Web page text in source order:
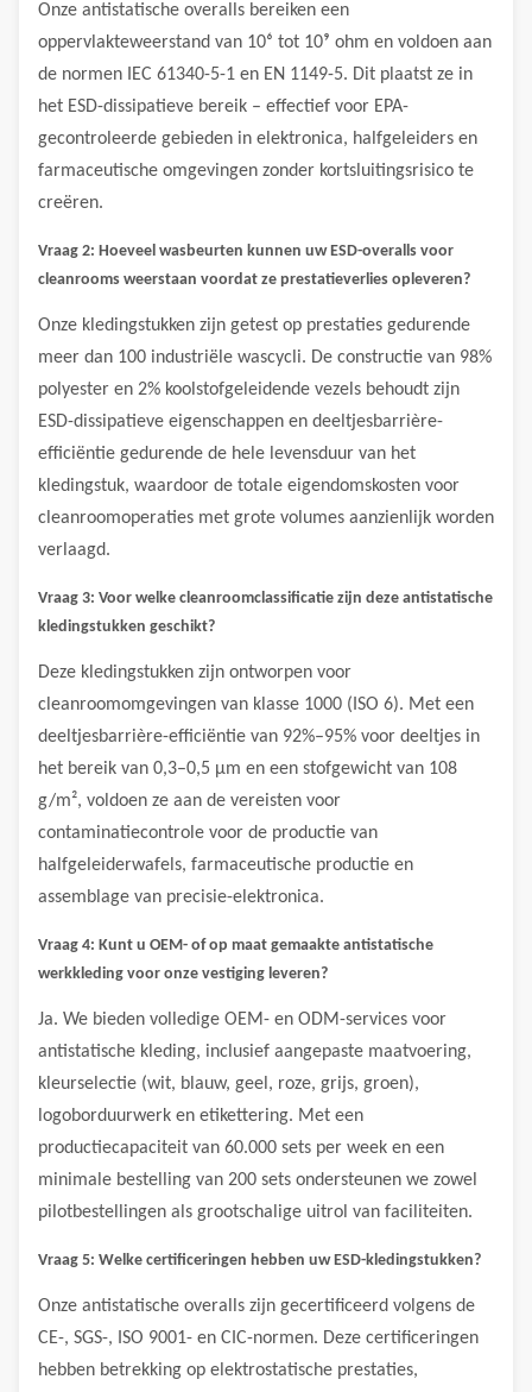
Onze antistatische overalls bereiken een
oppervlakteweerstand van 10⁶ tot 10⁹ ohm en voldoen aan
de normen IEC 61340-5-1 en EN 1149-5. Dit plaatst ze in
het ESD-dissipatieve bereik – effectief voor EPA-
gecontroleerde gebieden in elektronica, halfgeleiders en
farmaceutische omgevingen zonder kortsluitingsrisico te
creëren.
Vraag 2: Hoeveel wasbeurten kunnen uw ESD-overalls voor
cleanrooms weerstaan ​​voordat ze prestatieverlies opleveren?
Onze kledingstukken zijn getest op prestaties gedurende
meer dan 100 industriële wascycli. De constructie van 98%
polyester en 2% koolstofgeleidende vezels behoudt zijn
ESD-dissipatieve eigenschappen en deeltjesbarrière-
efficiëntie gedurende de hele levensduur van het
kledingstuk, waardoor de totale eigendomskosten voor
cleanroomoperaties met grote volumes aanzienlijk worden
verlaagd.
Vraag 3: Voor welke cleanroomclassificatie zijn deze antistatische
kledingstukken geschikt?
Deze kledingstukken zijn ontworpen voor
cleanroomomgevingen van klasse 1000 (ISO 6). Met een
deeltjesbarrière-efficiëntie van 92%–95% voor deeltjes in
het bereik van 0,3–0,5 μm en een stofgewicht van 108
g/m², voldoen ze aan de vereisten voor
contaminatiecontrole voor de productie van
halfgeleiderwafels, farmaceutische productie en
assemblage van precisie-elektronica.
Vraag 4: Kunt u OEM- of op maat gemaakte antistatische
werkkleding voor onze vestiging leveren?
Ja. We bieden volledige OEM- en ODM-services voor
antistatische kleding, inclusief aangepaste maatvoering,
kleurselectie (wit, blauw, geel, roze, grijs, groen),
logoborduurwerk en etikettering. Met een
productiecapaciteit van 60.000 sets per week en een
minimale bestelling van 200 sets ondersteunen we zowel
pilotbestellingen als grootschalige uitrol van faciliteiten.
Vraag 5: Welke certificeringen hebben uw ESD-kledingstukken?
Onze antistatische overalls zijn gecertificeerd volgens de
CE-, SGS-, ISO 9001- en CIC-normen. Deze certificeringen
hebben betrekking op elektrostatische prestaties,